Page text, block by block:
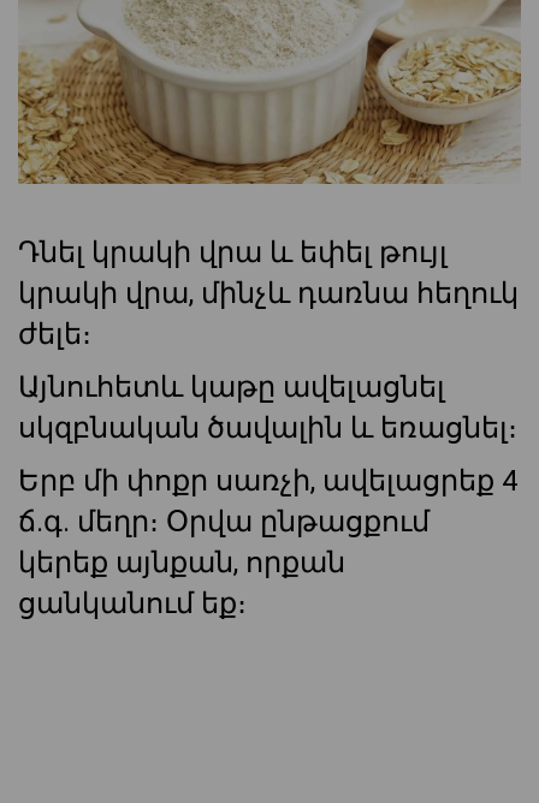
Դնել կրակի վրա և եփել թույլ
կրակի վրա, մինչև դառնա հեղուկ
ժելե։
Այնուհետև կաթը ավելացնել
սկզբնական ծավալին և եռացնել։
Երբ մի փոքր սառչի, ավելացրեք 4
ճ.գ. մեղր։ Օրվա ընթացքում
կերեք այնքան, որքան
ցանկանում եք։